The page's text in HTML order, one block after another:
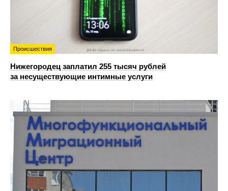
Происшествия
Нижегородец заплатил 255 тысяч рублей
за несуществующие интимные услуги